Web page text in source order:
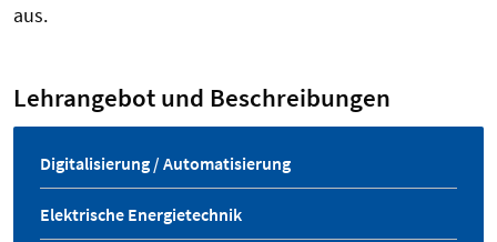
aus.
Lehrangebot und Beschreibungen
Digitalisierung / Automatisierung
Elektrische Energietechnik